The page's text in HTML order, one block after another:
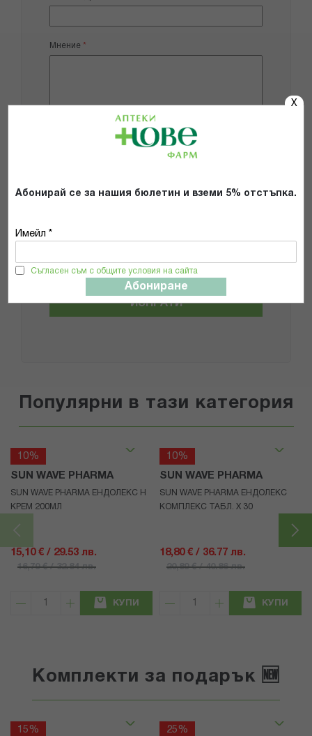
X
Абонирай се за нашия бюлетин и вземи 5% отстъпка.
Имейл *
Съгласен съм с общите условия на сайта
Абониране
Мнение
Добави снимки
Препоръчвам продукта
Общите условия и политиката за
ИЗПРАТИ
Популярни в тази категория
10%
SUN WAVE PHARMA
SUN WAVE PHARMA ЕНДОЛЕКС Н
КРЕМ 200МЛ
15,10 € / 29.53 лв.
16,79 € / 32.84 лв.
КУПИ
10%
SUN WAVE PHARMA
SUN WAVE PHARMA ЕНДОЛЕКС
КОМПЛЕКС ТАБЛ. Х 30
18,80 € / 36.77 лв.
20,89 € / 40.86 лв.
КУПИ
Комплекти за подарък 🆕
15%
25%